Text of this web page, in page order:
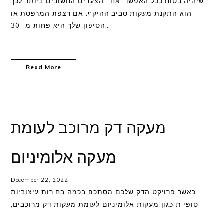
הוא התקנת מעקות סביב ההיקף. אם רצפת המרפסת או
הסיפון שלך היא פחות מ -30…
Read More
מעקה דק מרוכב לעומת
מעקה אלומיניום
December 22, 2022
כאשר פרויקט הדק שלכם מסתכם בכמה בחירות עיצוביות
סופיות כגון מעקות אלומיניום לעומת מעקות דק מרוכבים,